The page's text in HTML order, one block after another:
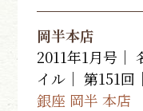
岡半本店
2011年1月号｜
イル｜ 第151回
銀座 岡半 本店